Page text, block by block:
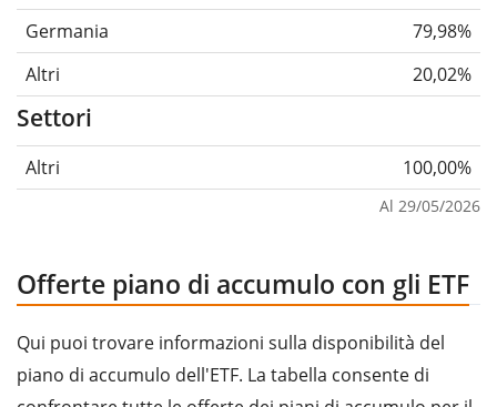
Germania
79,98%
Altri
20,02%
Settori
Altri 100,00%
Al 29/05/2026
Offerte piano di accumulo con gli ETF
Qui puoi trovare informazioni sulla disponibilità del
piano di accumulo dell'ETF. La tabella consente di